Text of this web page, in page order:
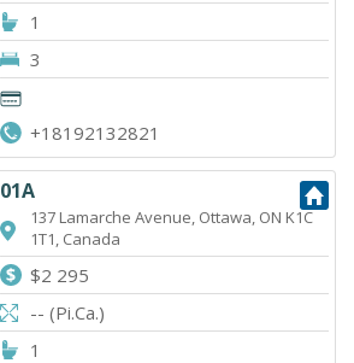
1
3
+18192132821
01A
137 Lamarche Avenue, Ottawa, ON K1C
1T1, Canada
$2 295
-- (Pi.Ca.)
1